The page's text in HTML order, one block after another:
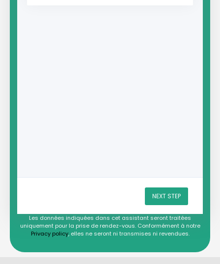
NEXT STEP
Les données indiquées dans cet assistant seront traitées
uniquement pour la prise de rendez-vous. Conformément à notre
Privacy policy, elles ne seront ni transmises ni revendues.